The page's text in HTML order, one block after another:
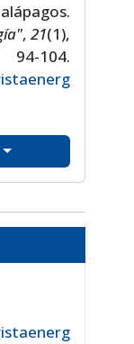
, 21(1),